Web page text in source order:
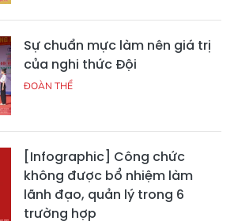
Sự chuẩn mực làm nên giá trị
của nghi thức Đội
ĐOÀN THỂ
[Infographic] Công chức
không được bổ nhiệm làm
lãnh đạo, quản lý trong 6
trường hợp